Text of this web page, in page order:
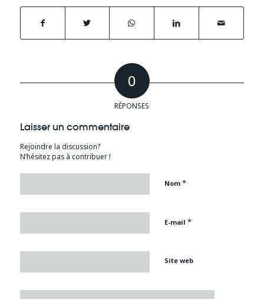
0
RÉPONSES
Laisser un commentaire
Rejoindre la discussion?
N’hésitez pas à contribuer !
Nom *
E-mail *
Site web